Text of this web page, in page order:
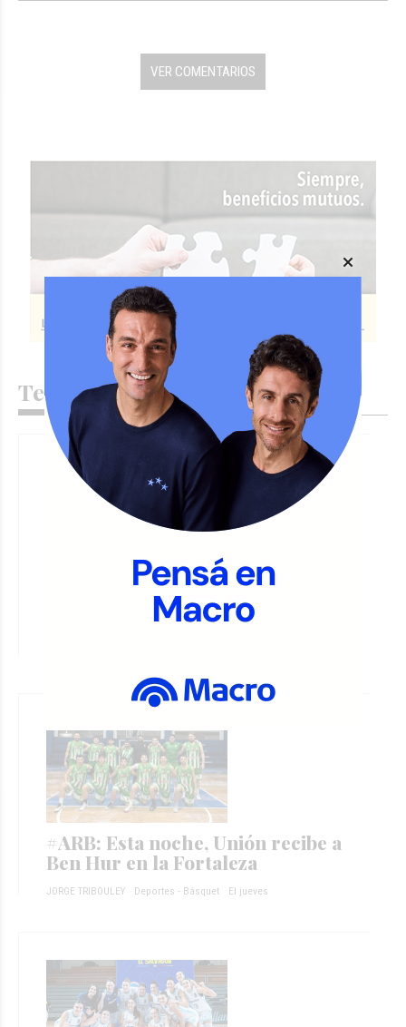
VER COMENTARIOS
Te puede interesar
#ARB: El Bicho Verde gana y
mantiene el liderazgo de la
competencia
#ARB: Esta noche, Unión recibe a
Ben Hur en la Fortaleza
JORGE TRIBOULEY Deportes - Básquet El jueves